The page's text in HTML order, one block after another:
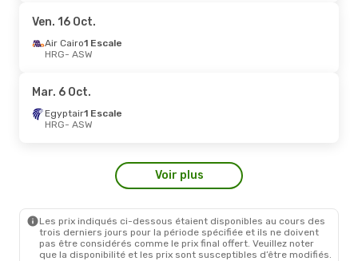
Ven. 16 Oct.
Air Cairo1 Escale
HRG- ASW
Mar. 6 Oct.
Egyptair1 Escale
HRG- ASW
Voir plus
Les prix indiqués ci-dessous étaient disponibles au cours des
trois derniers jours pour la période spécifiée et ils ne doivent
pas être considérés comme le prix final offert. Veuillez noter
que la disponibilité et les prix sont susceptibles d’être modifiés.